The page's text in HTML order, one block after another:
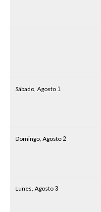
Sábado, Agosto 1
Domingo, Agosto 2
Lunes, Agosto 3